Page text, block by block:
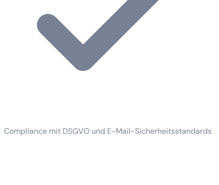
Compliance mit DSGVO und E-Mail-Sicherheitsstandards